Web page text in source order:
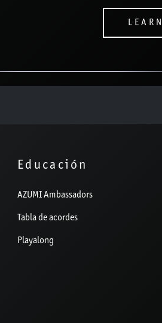
Educación
AZUMI Ambassadors
Tabla de acordes
Playalong